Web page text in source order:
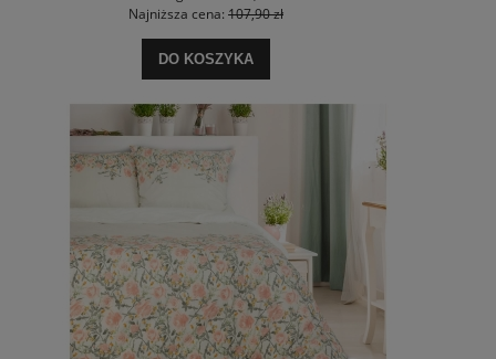
Najniższa cena: 107,90 zł
DO KOSZYKA